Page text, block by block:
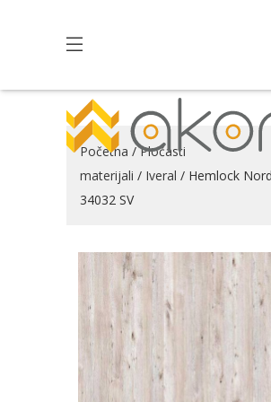
Početna /Pločasti
materijali / Iveral / Hemlock
34032 SV